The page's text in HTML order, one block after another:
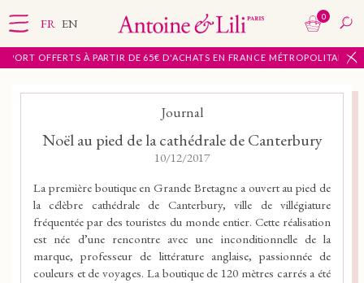
OFFERTS À PARTIR DE 65€ D'ACHATS EN FRANCE MÉTROPOLITAINE
FR EN 0
Journal
Noël au pied de la cathédrale de Canterbury
10/12/2017
La première boutique en Grande Bretagne a ouvert au pied de
la célèbre cathédrale de Canterbury, ville de villégiature
fréquentée par des touristes du monde entier. Cette réalisation
est née d’une rencontre avec une inconditionnelle de la
marque, professeur de littérature anglaise, passionnée de
couleurs et de voyages. La boutique de 120 mètres carrés a été